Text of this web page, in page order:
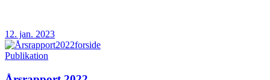
12. jan. 2023
Publikation